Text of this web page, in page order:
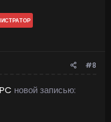
#8
новой записью: